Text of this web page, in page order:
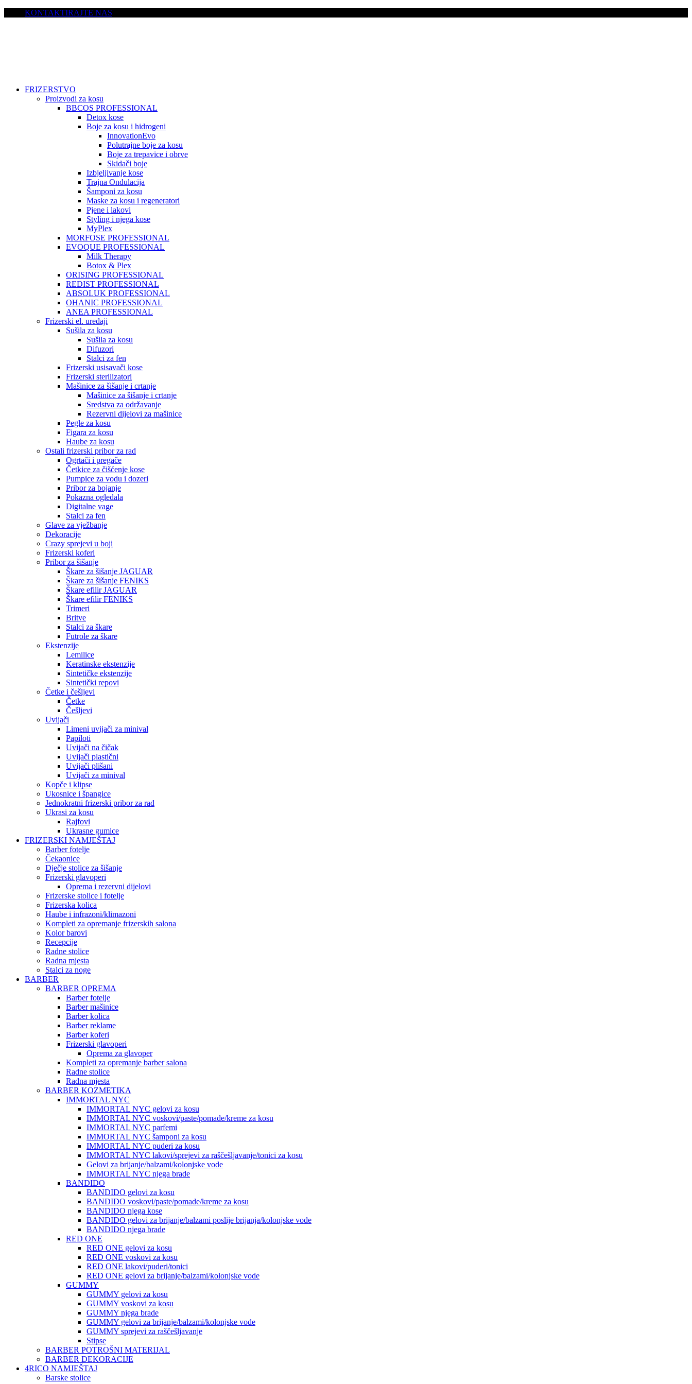
KONTAKTIRAJTE NAS
FRIZERSTVO
Proizvodi za kosu
BBCOS PROFESSIONAL
Detox kose
Boje za kosu i hidrogeni
InnovationEvo
Polutrajne boje za kosu
Boje za trepavice i obrve
Skidači boje
Izbjeljivanje kose
Trajna Ondulacija
Šamponi za kosu
Maske za kosu i regeneratori
Pjene i lakovi
Styling i njega kose
MyPlex
MORFOSE PROFESSIONAL
EVOQUE PROFESSIONAL
Milk Therapy
Botox & Plex
ORISING PROFESSIONAL
REDIST PROFESSIONAL
ABSOLUK PROFESSIONAL
OHANIC PROFESSIONAL
ANEA PROFESSIONAL
Frizerski el. uređaji
Sušila za kosu
Sušila za kosu
Difuzori
Stalci za fen
Frizerski usisavači kose
Frizerski sterilizatori
Mašinice za šišanje i crtanje
Mašinice za šišanje i crtanje
Sredstva za održavanje
Rezervni dijelovi za mašinice
Pegle za kosu
Figara za kosu
Haube za kosu
Ostali frizerski pribor za rad
Ogrtači i pregače
Četkice za čišćenje kose
Pumpice za vodu i dozeri
Pribor za bojanje
Pokazna ogledala
Digitalne vage
Stalci za fen
Glave za vježbanje
Dekoracije
Crazy sprejevi u boji
Frizerski koferi
Pribor za šišanje
Škare za šišanje JAGUAR
Škare za šišanje FENIKS
Škare efilir JAGUAR
Škare efilir FENIKS
Trimeri
Britve
Stalci za škare
Futrole za škare
Ekstenzije
Lemilice
Keratinske ekstenzije
Sintetičke ekstenzije
Sintetički repovi
Četke i češljevi
Četke
Češljevi
Uvijači
Limeni uvijači za minival
Papiloti
Uvijači na čičak
Uvijači plastični
Uvijači plišani
Uvijači za minival
Kopče i klipse
Ukosnice i špangice
Jednokratni frizerski pribor za rad
Ukrasi za kosu
Rajfovi
Ukrasne gumice
FRIZERSKI NAMJEŠTAJ
Barber fotelje
Čekaonice
Dječje stolice za šišanje
Frizerski glavoperi
Oprema i rezervni dijelovi
Frizerske stolice i fotelje
Frizerska kolica
Haube i infrazoni/klimazoni
Kompleti za opremanje frizerskih salona
Kolor barovi
Recepcije
Radne stolice
Radna mjesta
Stalci za noge
BARBER
BARBER OPREMA
Barber fotelje
Barber mašinice
Barber kolica
Barber reklame
Barber koferi
Frizerski glavoperi
Oprema za glavoper
Kompleti za opremanje barber salona
Radne stolice
Radna mjesta
BARBER KOZMETIKA
IMMORTAL NYC
IMMORTAL NYC gelovi za kosu
IMMORTAL NYC voskovi/paste/pomade/kreme za kosu
IMMORTAL NYC parfemi
IMMORTAL NYC šamponi za kosu
IMMORTAL NYC puderi za kosu
IMMORTAL NYC lakovi/sprejevi za raščešljavanje/tonici za kosu
Gelovi za brijanje/balzami/kolonjske vode
IMMORTAL NYC njega brade
BANDIDO
BANDIDO gelovi za kosu
BANDIDO voskovi/paste/pomade/kreme za kosu
BANDIDO njega kose
BANDIDO gelovi za brijanje/balzami poslije brijanja/kolonjske vode
BANDIDO njega brade
RED ONE
RED ONE gelovi za kosu
RED ONE voskovi za kosu
RED ONE lakovi/puderi/tonici
RED ONE gelovi za brijanje/balzami/kolonjske vode
GUMMY
GUMMY gelovi za kosu
GUMMY voskovi za kosu
GUMMY njega brade
GUMMY gelovi za brijanje/balzami/kolonjske vode
GUMMY sprejevi za raščešljavanje
Stipse
BARBER POTROŠNI MATERIJAL
BARBER DEKORACIJE
4RICO NAMJEŠTAJ
Barske stolice